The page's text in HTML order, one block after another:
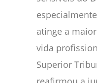
atinge a
vida
Superior